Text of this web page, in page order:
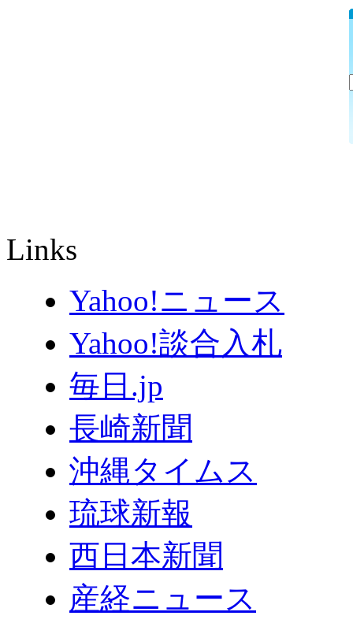
Links
Yahoo!ニュース
Yahoo!談合入札
毎日.jp
長崎新聞
沖縄タイムス
琉球新報
西日本新聞
産経ニュース